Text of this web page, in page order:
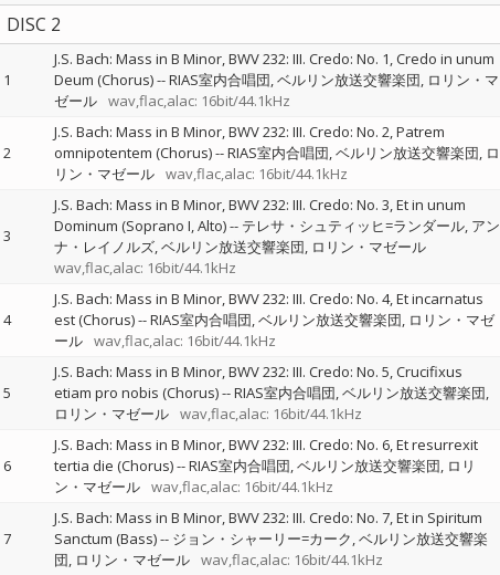
DISC 2
1
J.S. Bach: Mass in B Minor, BWV 232: III. Credo: No. 1, Credo in unum
Deum (Chorus)--RIAS室内合唱団 ベルリン放送交響楽団 ロリン・マ
ゼール wav,flac,alac: 16bit/44.1kHz
2
J.S. Bach: Mass in B Minor, BWV 232: III. Credo: No. 2, Patrem
omnipotentem (Chorus)--RIAS室内合唱団 ベルリン放送交響楽団 ロ
リン・マゼール wav,flac,alac: 16bit/44.1kHz
3
J.S. Bach: Mass in B Minor, BWV 232: III. Credo: No. 3, Et in unum
Dominum (Soprano I, Alto)-- テレサ・シュティッヒ=ランダール アン
ナ・レイノルズ ベルリン放送交響楽団 ロリン・マゼール
wav,flac,alac: 16bit/44.1kHz
4
J.S. Bach: Mass in B Minor, BWV 232: III. Credo: No. 4, Et incarnatus
est (Chorus)--RIAS室内合唱団 ベルリン放送交響楽団 ロリン・マゼ
ール wav,flac,alac: 16bit/44.1kHz
5
J.S. Bach: Mass in B Minor, BWV 232: III. Credo: No. 5, Crucifixus
etiam pro nobis (Chorus)--RIAS室内合唱団 ベルリン放送交響楽団
ロリン・マゼール wav,flac,alac: 16bit/44.1kHz
6
J.S. Bach: Mass in B Minor, BWV 232: III. Credo: No. 6, Et resurrexit
tertia die (Chorus)--RIAS室内合唱団 ベルリン放送交響楽団 ロリ
ン・マゼール wav,flac,alac: 16bit/44.1kHz
7
J.S. Bach: Mass in B Minor, BWV 232: III. Credo: No. 7, Et in Spiritum
Sanctum (Bass)-- ジョン・シャーリー=カーク ベルリン放送交響楽
団 ロリン・マゼール wav,flac,alac: 16bit/44.1kHz